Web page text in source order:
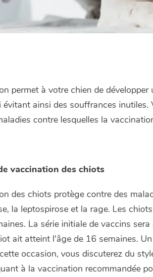
permet à votre chien de
évitant ainsi des souffrances
contre lesquelles la
vaccination des chiots
des chiots protège contre des
la leptospirose et la rage. Les
La série initiale de vaccins
ait atteint l'âge de 16 semaines.
occasion, vous discuterez du
à la vaccination recommandée